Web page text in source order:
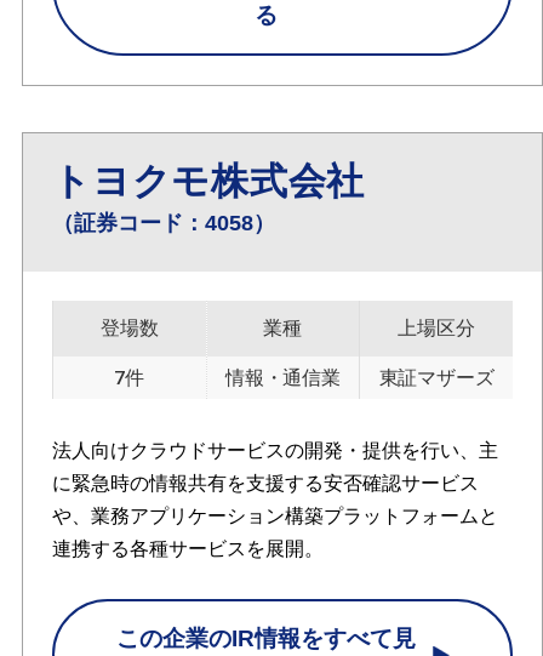
る
トヨクモ株式会社
（証券コード：4058）
登場数
7件
業種
情報・通信業
上場区分
東証マザーズ
法人向けクラウドサービスの開発・提供を行い、主
に緊急時の情報共有を支援する安否確認サービス
や、業務アプリケーション構築プラットフォームと
連携する各種サービスを展開。
この企業のIR情報をすべて見